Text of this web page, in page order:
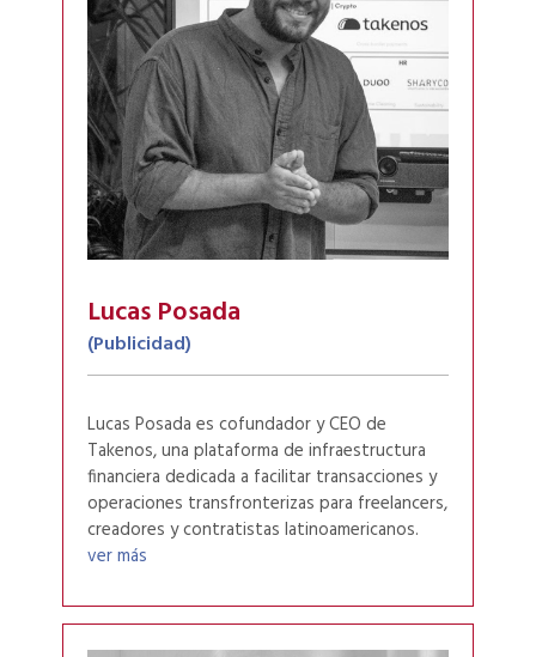
Lucas Posada
(Publicidad)
Lucas Posada es cofundador y CEO de
Takenos, una plataforma de infraestructura
financiera dedicada a facilitar transacciones y
operaciones transfronterizas para freelancers,
creadores y contratistas latinoamericanos.
ver más